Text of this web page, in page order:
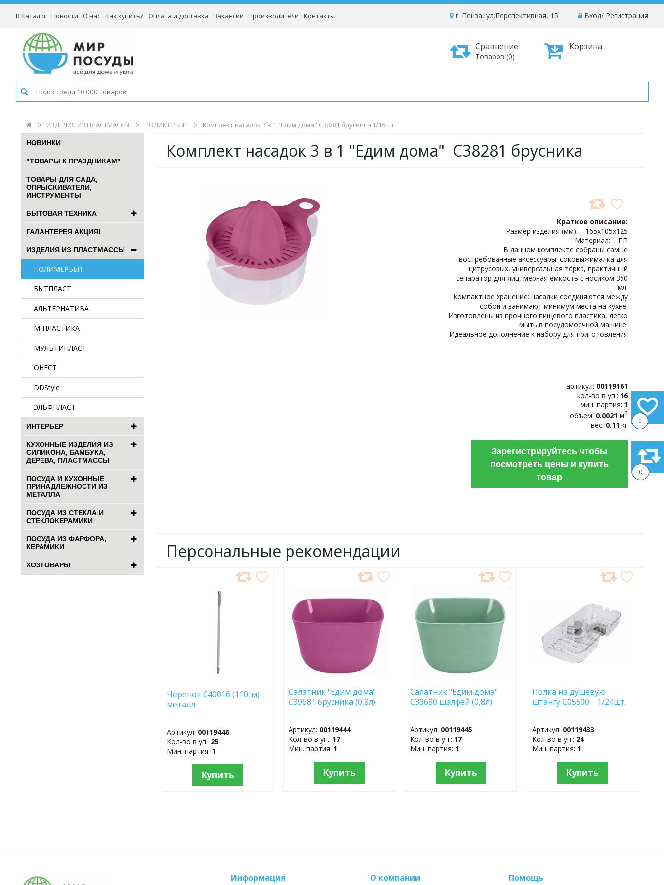
0
0
В Каталог Новости О нас Как купить? Оплата и доставка Вакансии Производители Контакты Вход/ Регистрация
г. Пенза, ул.Перспективная, 15
Корзина
Сравнение
Товаров (0)
ИЗДЕЛИЯ ИЗ ПЛАСТМАССЫ ПОЛИМЕРБЫТ Комплект насадок 3 в 1 "Едим дома" С38281 брусника 1/16шт.
НОВИНКИ
"ТОВАРЫ К ПРАЗДНИКАМ"
ТОВАРЫ ДЛЯ САДА,
ОПРЫСКИВАТЕЛИ,
ИНСТРУМЕНТЫ
БЫТОВАЯ ТЕХНИКА
ГАЛАНТЕРЕЯ АКЦИЯ!
ИЗДЕЛИЯ ИЗ ПЛАСТМАССЫ
ПОЛИМЕРБЫТ
БЫТПЛАСТ
АЛЬТЕРНАТИВА
М-ПЛАСТИКА
МУЛЬТИПЛАСТ
ОНЕСТ
DDStyle
ЭЛЬФПЛАСТ
ИНТЕРЬЕР
КУХОННЫЕ ИЗДЕЛИЯ ИЗ
СИЛИКОНА, БАМБУКА,
ДЕРЕВА, ПЛАСТМАССЫ
ПОСУДА И КУХОННЫЕ
ПРИНАДЛЕЖНОСТИ ИЗ
МЕТАЛЛА
ПОСУДА ИЗ СТЕКЛА И
СТЕКЛОКЕРАМИКИ
ПОСУДА ИЗ ФАРФОРА,
КЕРАМИКИ
ХОЗТОВАРЫ
Комплект насадок 3 в 1 "Едим дома" С38281 брусника
Краткое описание:
Размер изделия (мм): 165х105х125
Материал: ПП
В данном комплекте собраны самые
востребованные аксессуары: соковыжималка для
цитрусовых, универсальная тёрка, практичный
сепаратор для яиц, мерная емкость с носиком 350
мл.
Компактное хранение: насадки соединяются между
собой и занимают минимум места на кухне.
Изготовлены из прочного пищевого пластика, легко
мыть в посудомоечной машине.
Идеальное дополнение к набору для приготовления
артикул: 00119161
кол-во в уп.: 16
мин. партия: 1
объем: 0.0021 м3
вес: 0.11 кг
Зарегистрируйтесь чтобы
посмотреть цены и купить
товар
Персональные рекомендации
ИЗБРАННОЕ
Черенок С40016 (110см)
металл
Артикул: 00119446
Кол-во в уп.: 25
Мин. партия: 1
Купить
ИЗБРАННОЕ
Салатник "Едим дома"
С39681 брусника (0,8л)
Артикул: 00119444
Кол-во в уп.: 17
Мин. партия: 1
Купить
ИЗБРАННОЕ
Салатник "Едим дома"
С39680 шалфей (0,8л)
Артикул: 00119445
Кол-во в уп.: 17
Мин. партия: 1
Купить
Полка на душевую
штангу С05500 1/24шт.
Артикул: 00119433
Кол-во в уп.: 24
Мин. партия: 1
Купить
Информация О компании Помощь